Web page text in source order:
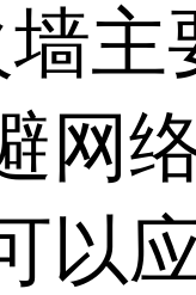
主
网
以